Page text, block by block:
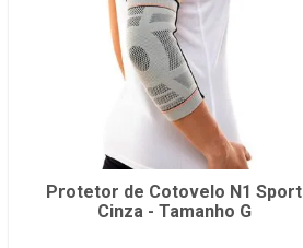
Protetor de Cotovelo N1 Sport
Cinza - Tamanho G